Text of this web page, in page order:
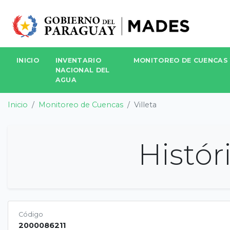
INICIO
INVENTARIO
NACIONAL DEL
AGUA
MONITOREO DE CUENCAS
Inicio Monitoreo de Cuencas Villeta
Código
2000086211